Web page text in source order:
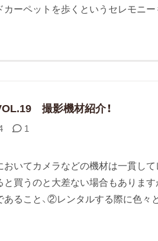
カーペットを歩くというセレモニー
撮影機材紹介！
1
おいてカメラなどの機材は一貫し
と買うのと大差ない場合もありま
あること、②レンタルする際に色々